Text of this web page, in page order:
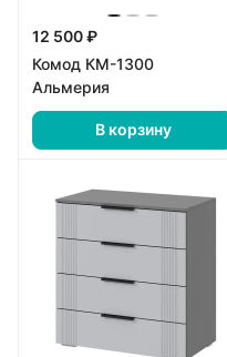
12 500 ₽
Комод КМ-1300
Альмерия
В корзину